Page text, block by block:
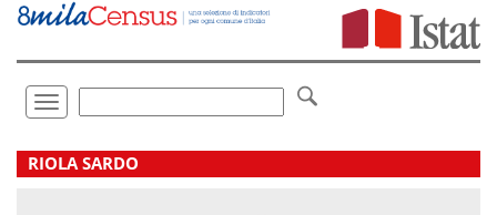
Vai
direttamente
Toggle
navigation
.
RIOLA SARDO